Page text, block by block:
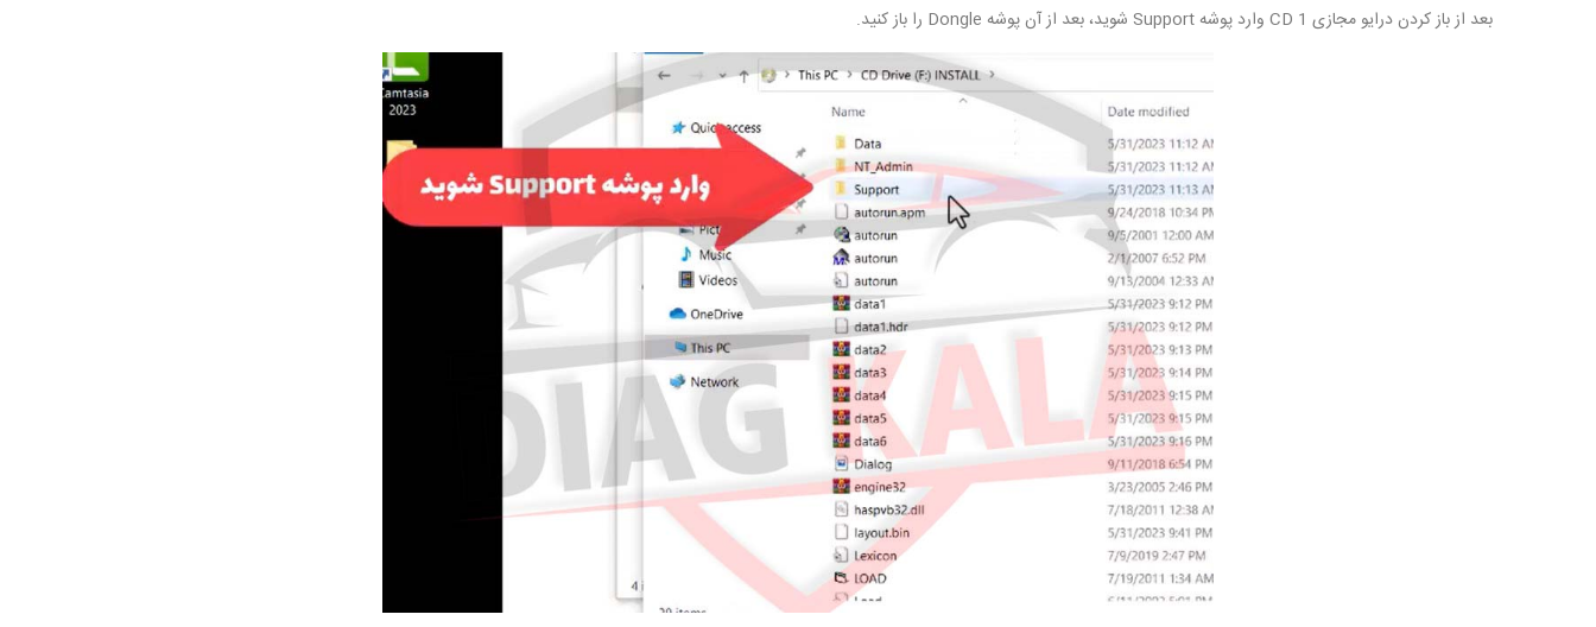
بعد از باز کردن درایو مجازی CD 1 وارد پوشه Support شوید، بعد از آن پوشه Dongle را باز کنید.